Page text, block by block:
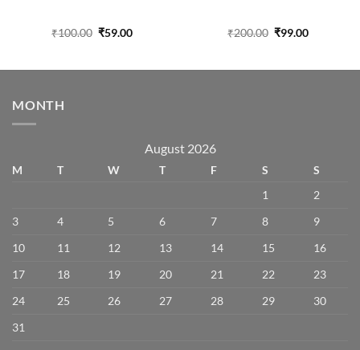
₹100.00 Original
₹59.00Current
₹200.00 Original
₹99.00Current
MONTH
August 2026
M T W T F S
S
1
2
3
4 5 6 7 8
9
10
11 12 13 14 15
16
17
18 19 20 21 22
23
24
25 26 27 28 29
30
31